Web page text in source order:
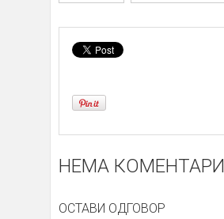
НЕМА КОМЕНТАРИ
ОСТАВИ ОДГОВОР